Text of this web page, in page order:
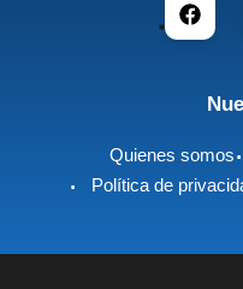
Quienes somos
Política de